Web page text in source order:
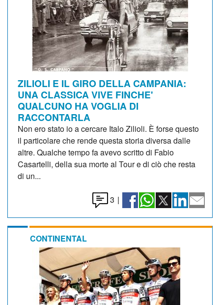
ZILIOLI E IL GIRO DELLA CAMPANIA:
UNA CLASSICA VIVE FINCHE'
QUALCUNO HA VOGLIA DI
RACCONTARLA
Non ero stato io a cercare Italo Zilioli. È forse questo
il particolare che rende questa storia diversa dalle
altre. Qualche tempo fa avevo scritto di Fabio
Casartelli, della sua morte al Tour e di ciò che resta
di un...
3 |
CONTINENTAL